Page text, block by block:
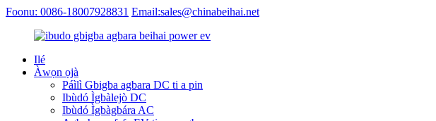
Foonu: 0086-18007928831 Email:sales@chinabeihai.net
Ilé
Àwọn ọjà
Páìlì Gbigba agbara DC ti a pin
Ibùdó Ìgbàlejò DC
Ibùdó Ìgbàgbára AC